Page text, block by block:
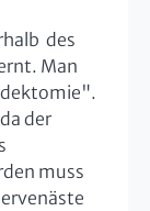
des
Man
der
muss